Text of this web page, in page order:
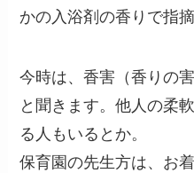
かの入浴剤の香りで指
今時は、香害（香りの
と聞きます。他人の柔
る人もいるとか。
保育園の先生方は、お